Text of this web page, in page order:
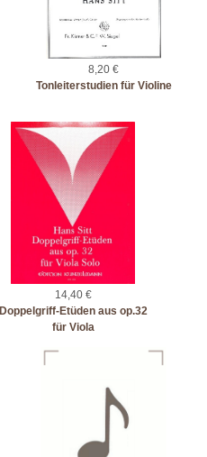
8,20 €
Tonleiterstudien für Violine
14,40 €
Doppelgriff-Etüden aus op.32
für Viola